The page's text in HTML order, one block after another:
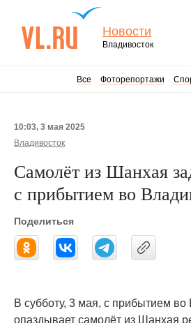
Новости
Владивосток
Все Фоторепортажи
10:03, 3 мая 2025
Владивосток
Самолёт из Шанхая
с прибытием во
Поделиться
В субботу, 3 мая, с прибытием во
опаздывает самолёт из Шанхая